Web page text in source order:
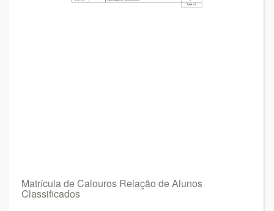
Matrícula de Calouros Relação de Alunos
Classificados